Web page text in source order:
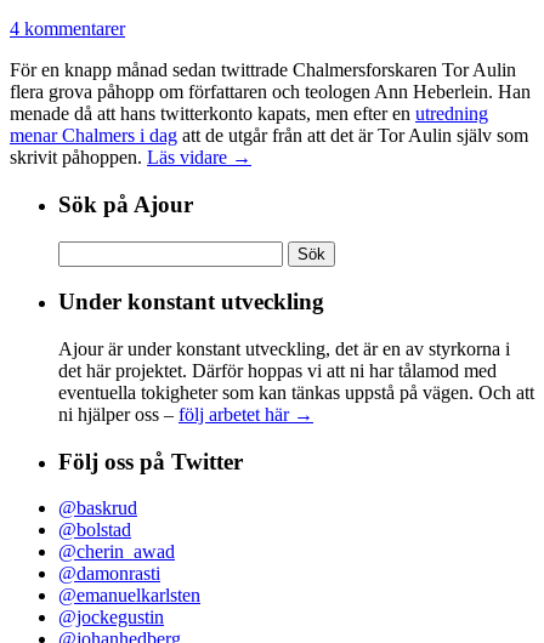
4 kommentarer
För en knapp månad sedan twittrade Chalmersforskaren Tor Aulin
flera grova påhopp om författaren och teologen Ann Heberlein. Han
menade då att hans twitterkonto kapats, men efter en utredning
menar Chalmers i dag att de utgår från att det är Tor Aulin själv som
skrivit påhoppen. Läs vidare →
Sök på Ajour
efter:
Under konstant utveckling
Ajour är under konstant utveckling, det är en av styrkorna i
det här projektet. Därför hoppas vi att ni har tålamod med
eventuella tokigheter som kan tänkas uppstå på vägen. Och att
ni hjälper oss – följ arbetet här →
Följ oss på Twitter
@baskrud
@bolstad
@cherin_awad
@damonrasti
@emanuelkarlsten
@jockegustin